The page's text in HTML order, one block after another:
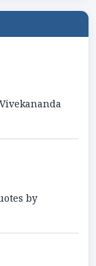
Vivekananda
by